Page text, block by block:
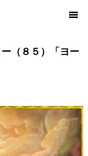
（８５）「ヨー